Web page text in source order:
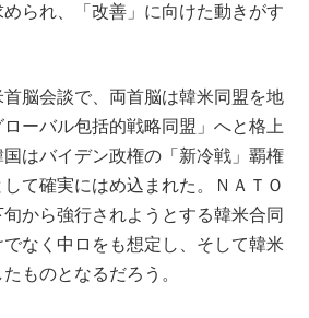
られ、「改善」に向けた動きがす
首脳会談で、両首脳は韓米同盟を地
ーバル包括的戦略同盟」へと格上
はバイデン政権の「新冷戦」覇権
て確実にはめ込まれた。ＮＡＴＯ
から強行されようとする韓米合同
なく中ロをも想定し、そして韓米
ものとなるだろう。